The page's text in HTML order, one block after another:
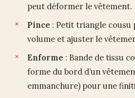
peut déformer le vêtement.
Pince : Petit triangle cousu
volume et ajuster le
Enforme : Bande de tissu
forme du bord d’un
emmanchure) pour une